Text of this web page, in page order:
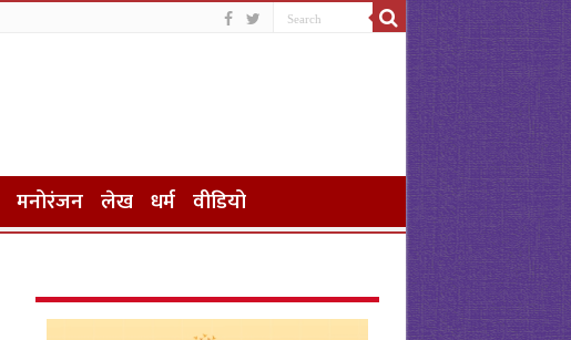
मनोरंजन लेख धर्म वीडियो